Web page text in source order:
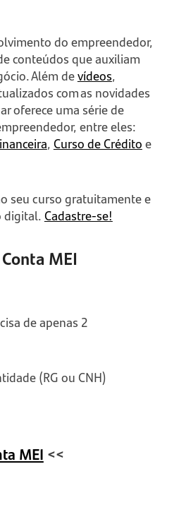
do empreendedor,
conteúdos que auxiliam
Além devídeos,
com as novidades
oferece uma série de
entre eles:
, Curso de Créditoe
seu curso gratuitamente e
digital.Cadastre-se!
MEI
de apenas 2
(RG ou CNH)
MEI <<